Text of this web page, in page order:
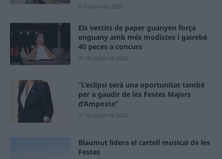
6 d'agost de 2026
Els vestits de paper guanyen força
enguany amb més modistes i gairebé
40 peces a concurs
31 de juliol de 2026
“L’eclipsi serà una oportunitat també
per a gaudir de les Festes Majors
d’Amposta”
31 de juliol de 2026
Blaumut lidera el cartell musical de les
Festes